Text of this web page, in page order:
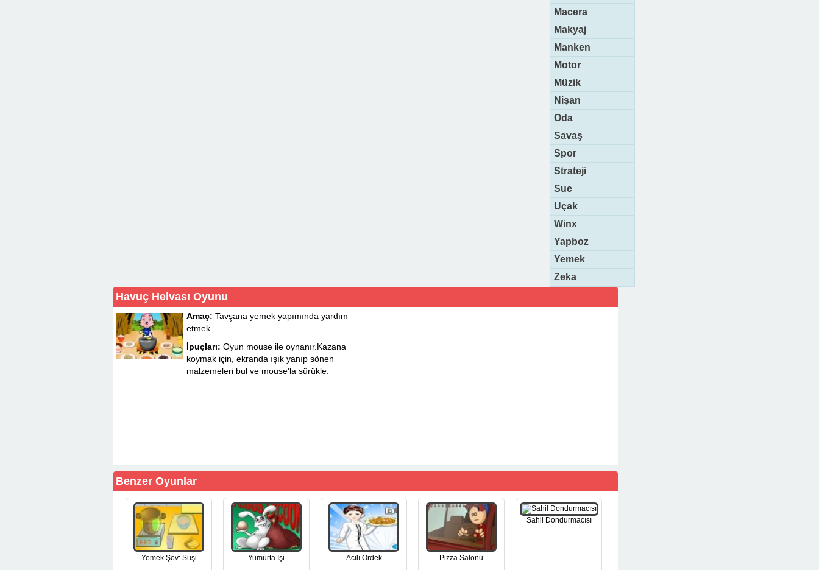
Macera
Makyaj
Manken
Motor
Müzik
Nişan
Oda
Savaş
Spor
Strateji
Sue
Uçak
Winx
Yapboz
Yemek
Zeka
Havuç Helvası Oyunu
Amaç: Tavşana yemek yapımında yardım
etmek.
İpuçları: Oyun mouse ile oynanır.Kazana
koymak için, ekranda ışık yanıp sönen
malzemeleri bul ve mouse'la sürükle.
Benzer Oyunlar
Yemek Şov: Suşi Yumurta Işi Acılı Ördek Pizza Salonu
Sahil Dondurmacısı